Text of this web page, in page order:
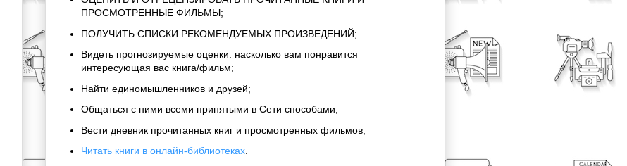
ПРОСМОТРЕННЫЕ ФИЛЬМЫ;
ПОЛУЧИТЬ СПИСКИ РЕКОМЕНДУЕМЫХ ПРОИЗВЕДЕНИЙ;
Видеть прогнозируемые оценки: насколько вам понравится
интересующая вас книга/фильм;
Найти единомышленников и друзей;
Общаться с ними всеми принятыми в Сети способами;
Вести дневник прочитанных книг и просмотренных фильмов;
Читать книги в онлайн-библиотеках